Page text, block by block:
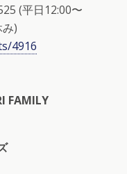
(平日12:00〜
)
4916
FAMILY